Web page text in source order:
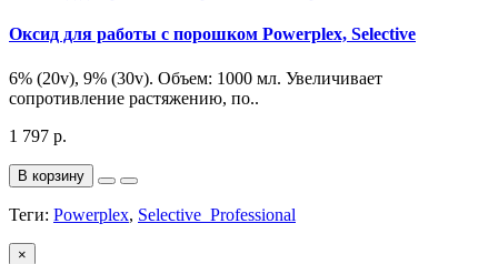
Оксид для работы с порошком Powerplex, Selective
6% (20v), 9% (30v). Объем: 1000 мл. Увеличивает
сопротивление растяжению, по..
1 797 р.
В корзину
Теги: Powerplex, Selective_Professional
×